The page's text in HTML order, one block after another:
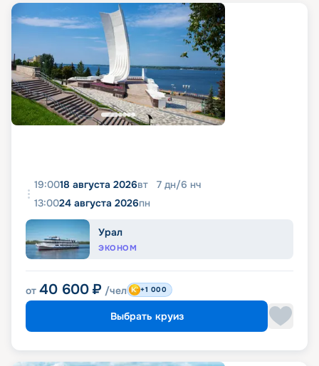
19:0018 августа 2026вт 7 дн/6 нч
13:0024 августа 2026пн
Урал
ЭКОНОМ
от 40 600 ₽ /чел +1 000
Выбрать круиз